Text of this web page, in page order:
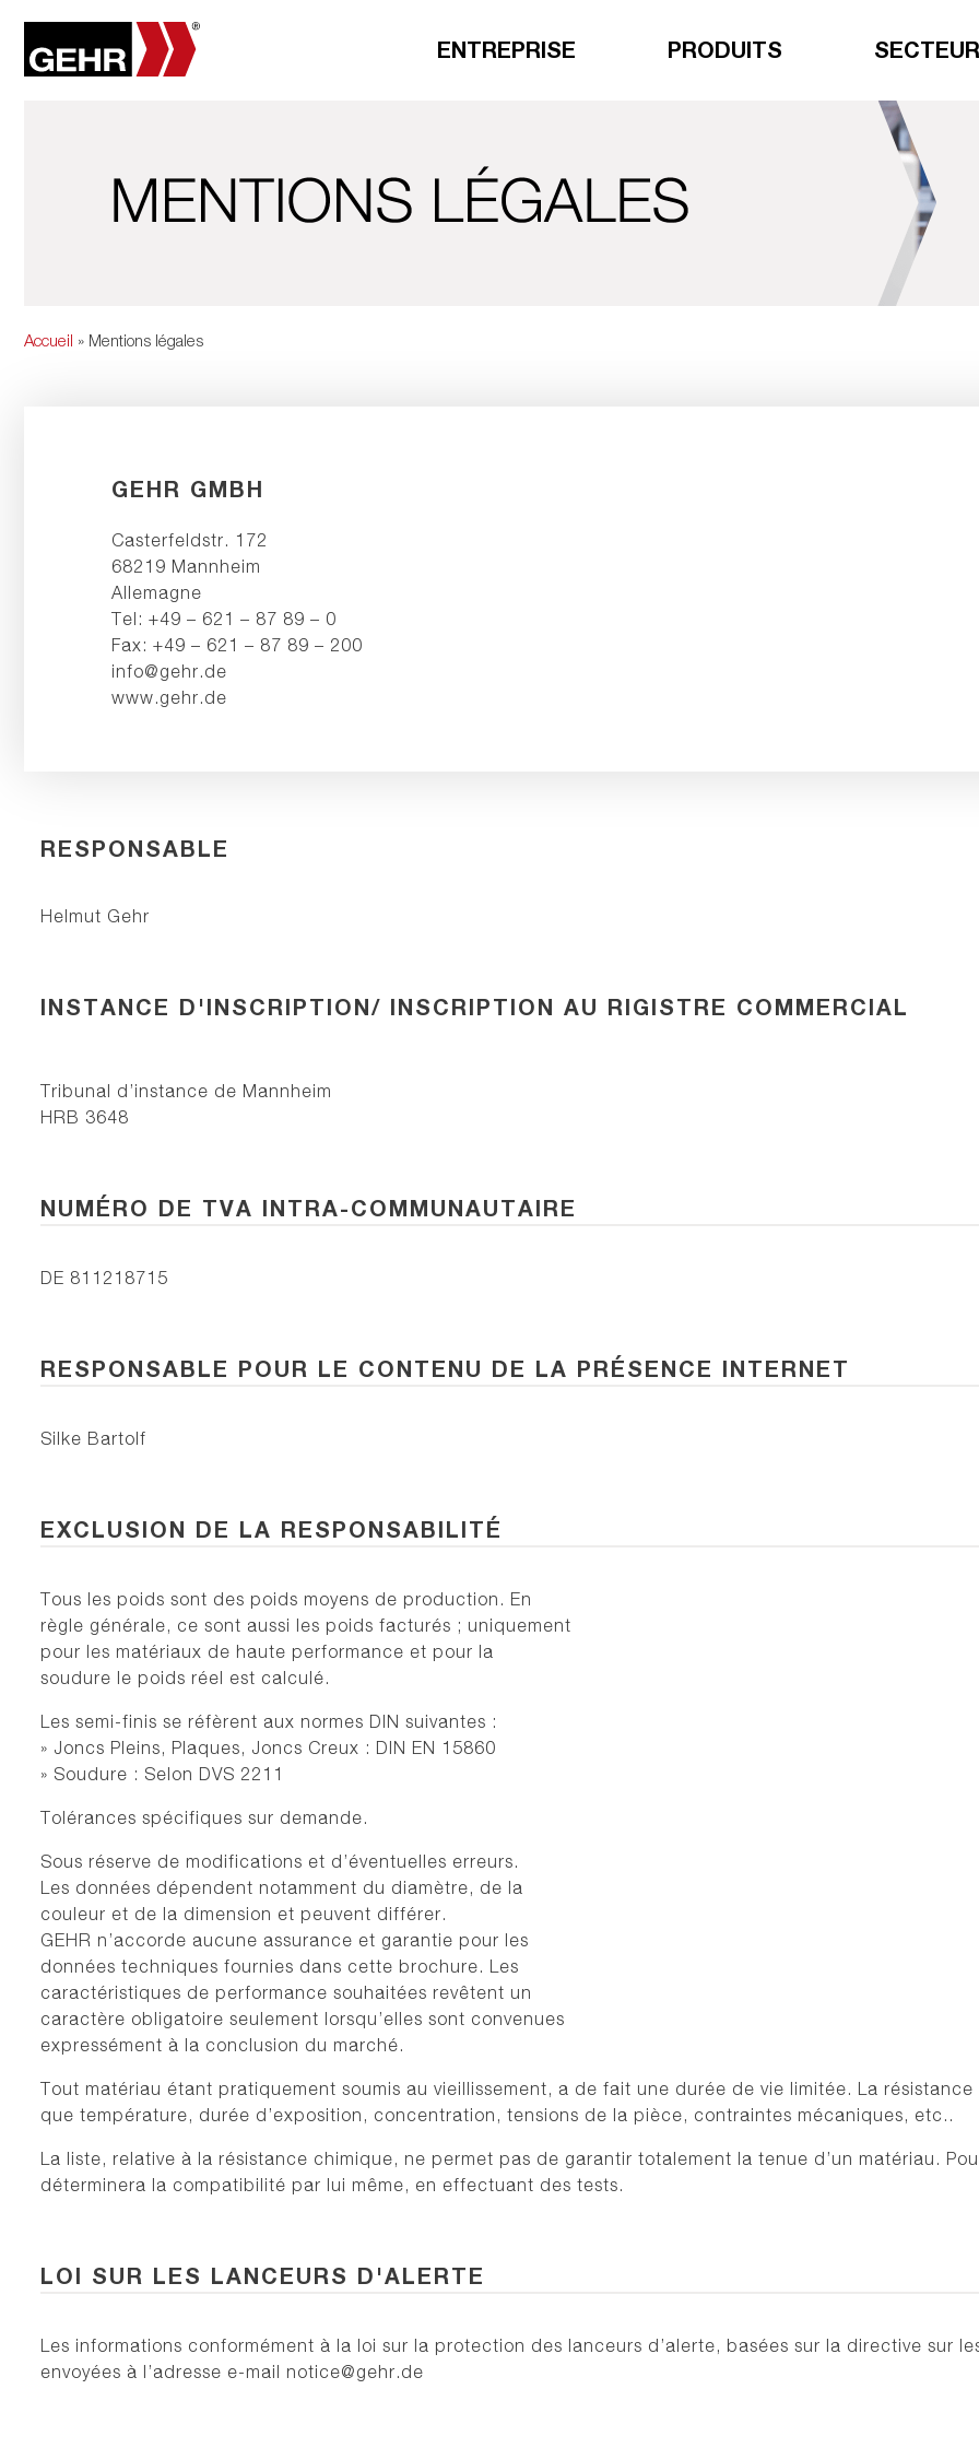
ENTREPRISE PRODUITS
Accueil » Mentions légales
GEHR GMBH
Casterfeldstr. 172
68219 Mannheim
Allemagne
Tel: +49 – 621 – 87 89 – 0
Fax: +49 – 621 – 87 89 – 200
info@gehr.de
www.gehr.de
RESPONSABLE
Helmut Gehr
INSTANCE D'INSCRIPTION/ INSCRIPTION AU RIGISTRE COMMERCIAL
Tribunal d’instance de Mannheim
HRB 3648
NUMÉRO DE TVA INTRA-COMMUNAUTAIRE
DE 811218715
RESPONSABLE POUR LE CONTENU DE LA PRÉSENCE INTERNET
Silke Bartolf
EXCLUSION DE LA RESPONSABILITÉ
Tous les poids sont des poids moyens de production. En
règle générale, ce sont aussi les poids facturés ; uniquement
pour les matériaux de haute performance et pour la
soudure le poids réel est calculé.
Les semi-finis se réfèrent aux normes DIN suivantes :
» Joncs Pleins, Plaques, Joncs Creux : DIN EN 15860
» Soudure : Selon DVS 2211
Tolérances spécifiques sur demande.
Sous réserve de modifications et d’éventuelles erreurs.
Les données dépendent notamment du diamètre, de la
couleur et de la dimension et peuvent différer.
GEHR n’accorde aucune assurance et garantie pour les
données techniques fournies dans cette brochure. Les
caractéristiques de performance souhaitées revêtent un
caractère obligatoire seulement lorsqu’elles sont convenues
expressément à la conclusion du marché.
Tout matériau étant pratiquement soumis au vieillissement, a de fait une durée de vie limitée. La
que température, durée d’exposition, concentration, tensions de la pièce, contraintes mécaniques, etc..
La liste, relative à la résistance chimique, ne permet pas de garantir totalement la tenue d’un matériau.
déterminera la compatibilité par lui même, en effectuant des tests.
LOI SUR LES LANCEURS D'ALERTE
Les informations conformément à la loi sur la protection des lanceurs d’alerte, basées sur la directive sur
envoyées à l’adresse e-mail notice@gehr.de